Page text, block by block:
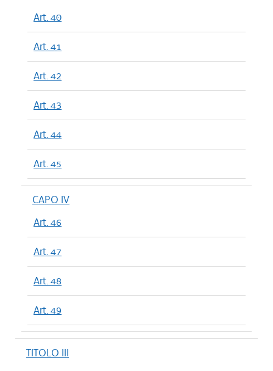
Art. 40
Art. 41
Art. 42
Art. 43
Art. 44
Art. 45
CAPO IV
Art. 46
Art. 47
Art. 48
Art. 49
TITOLO III